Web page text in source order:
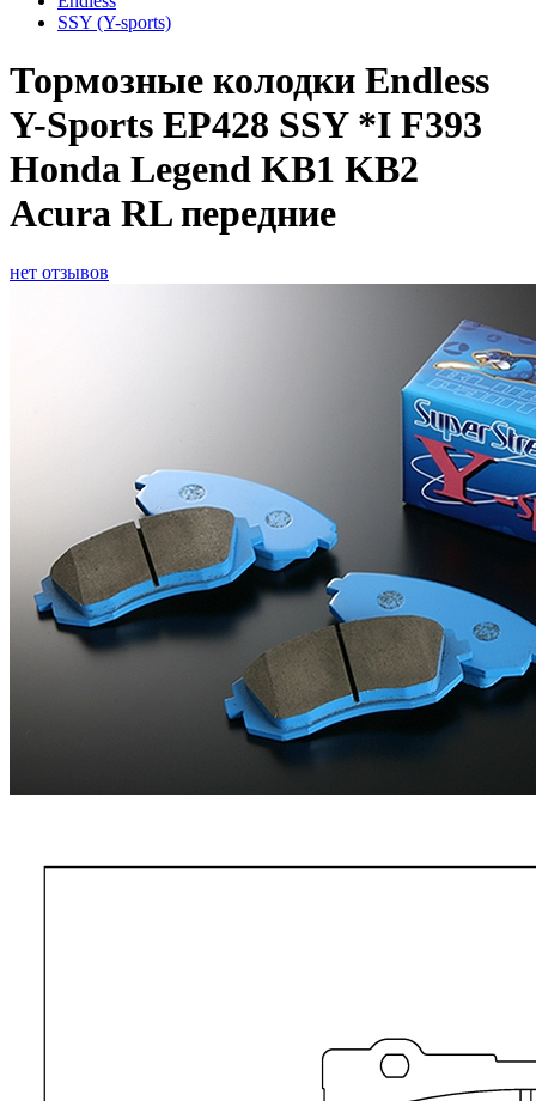
SSY (Y-sports)
Тормозные колодки Endless
Y-Sports EP428 SSY *I F393
Honda Legend KB1 KB2
Acura RL передние
нет отзывов